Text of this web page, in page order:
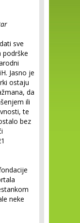
sve
podrške
Jasno je
ostaju
da
ili
te
bez
neke